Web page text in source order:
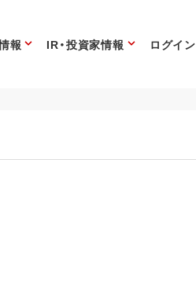
報 IR・投資家情報 ログイン